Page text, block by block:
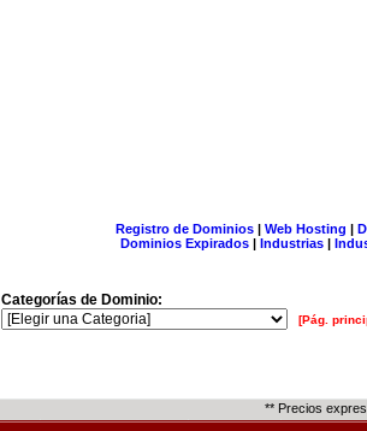
Registro de Dominios| Web Hosting |
Dominios Expirados | Industrias |
Categorías de Dominio:
[Pág.
** Precios